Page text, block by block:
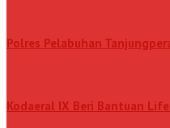
Polres Pelabuhan
Kodaeral IX Beri Bantuan